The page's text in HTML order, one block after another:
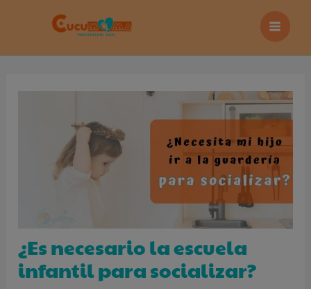
contenido
Main
Menu
¿Es necesario la escuela
infantil para socializar?